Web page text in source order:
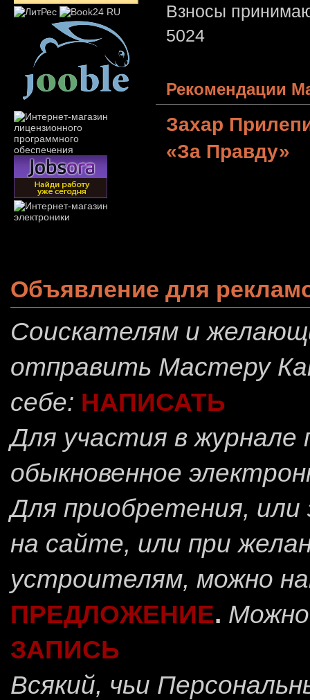
Взносы
5024
Рекомендации
Захар
«За Правду»
Объявление для
Соискателям и
отправить Мастеру
себе: НАПИСАТЬ
Для участия в
обыкновенное
Для приобретения, или
на сайте, или при
устроителям, можно
ПРЕДЛОЖЕНИЕ.
ЗАПИСЬ
Всякий, чьи